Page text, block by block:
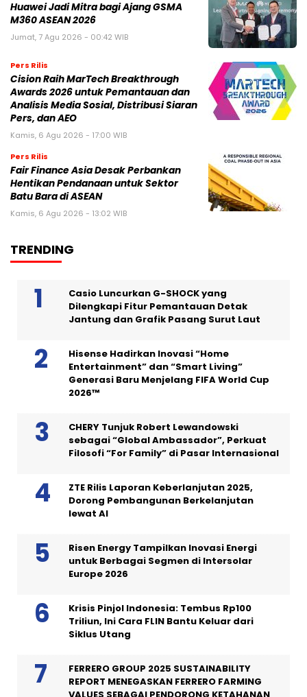
Huawei Jadi Mitra bagi Ajang GSMA
M360 ASEAN 2026
Jumat, 7 Agu 2026 - 00:42 WIB
Pers Rilis
Cision Raih MarTech Breakthrough
Awards 2026 untuk Pemantauan dan
Analisis Media Sosial, Distribusi Siaran
Pers, dan AEO
Kamis, 6 Agu 2026 - 17:00 WIB
Pers Rilis
Fair Finance Asia Desak Perbankan
Hentikan Pendanaan untuk Sektor
Batu Bara di ASEAN
Kamis, 6 Agu 2026 - 13:02 WIB
TRENDING
Casio Luncurkan G-SHOCK yang
Dilengkapi Fitur Pemantauan Detak
Jantung dan Grafik Pasang Surut Laut
Hisense Hadirkan Inovasi “Home
Entertainment” dan “Smart Living”
Generasi Baru Menjelang FIFA World Cup
2026™
CHERY Tunjuk Robert Lewandowski
sebagai “Global Ambassador”, Perkuat
Filosofi “For Family” di Pasar Internasional
ZTE Rilis Laporan Keberlanjutan 2025,
Dorong Pembangunan Berkelanjutan
lewat AI
Risen Energy Tampilkan Inovasi Energi
untuk Berbagai Segmen di Intersolar
Europe 2026
Krisis Pinjol Indonesia: Tembus Rp100
Triliun, Ini Cara FLIN Bantu Keluar dari
Siklus Utang
FERRERO GROUP 2025 SUSTAINABILITY
REPORT MENEGASKAN FERRERO FARMING